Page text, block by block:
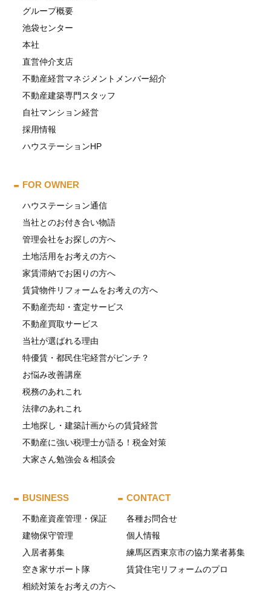
グループ概要
池袋センター
本社
直営仲介支店
不動産経営マネジメントメンバー紹介
不動産建築専門スタッフ
自社マンション経営
採用情報
ハウステーションHP
FOR OWNER
ハウステーション通信
当社とのお付き合い物語
管理会社をお探しの方へ
土地活用をお考えの方へ
家賃滞納でお困りの方へ
賃貸物件リフォームをお考えの方へ
不動産売却・査定サービス
不動産買取サービス
当社が選ばれる理由
特優賃・都民住宅経営がピンチ？
お悩み改善講座
税務のあれこれ
法律のあれこれ
土地探し・建築計画からの賃貸経営
不動産に強い税理士が語る！税金対策
大家さん勉強会＆相談会
BUSINESS
不動産資産管理・保証
建物保守管理
入居者募集
空き家サポート隊
相続対策をお考えの方へ
CONTACT
各種お問合せ
個人情報
練馬区西東京市の協力業者募集
賃貸住宅リフォームのプロ